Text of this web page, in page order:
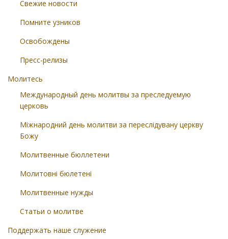
Свежие новости
Помните узников
Освобождены
Пресс-релизы
Молитесь
Международный день молитвы за преследуемую
церковь
Міжнародний день молитви за переслідувану церкву
Божу
Молитвенные бюллетени
Молитовні бюлетені
Молитвенные нужды
Статьи о молитве
Поддержать наше служение